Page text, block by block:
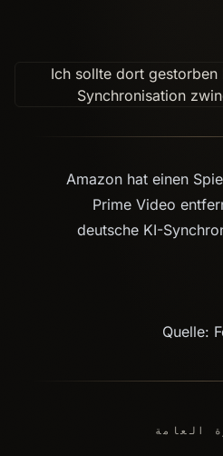
Amazon hat einen
Prime Video
deutsche KI-
Quelle:
العامة